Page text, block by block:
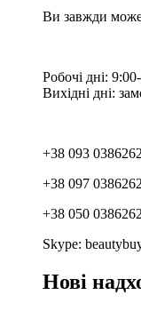
Ви завжди
Робочі дні:
Вихідні дні:
+38 093 0386262
+38 097 0386262
+38 050 0386262
Skype:
Нові